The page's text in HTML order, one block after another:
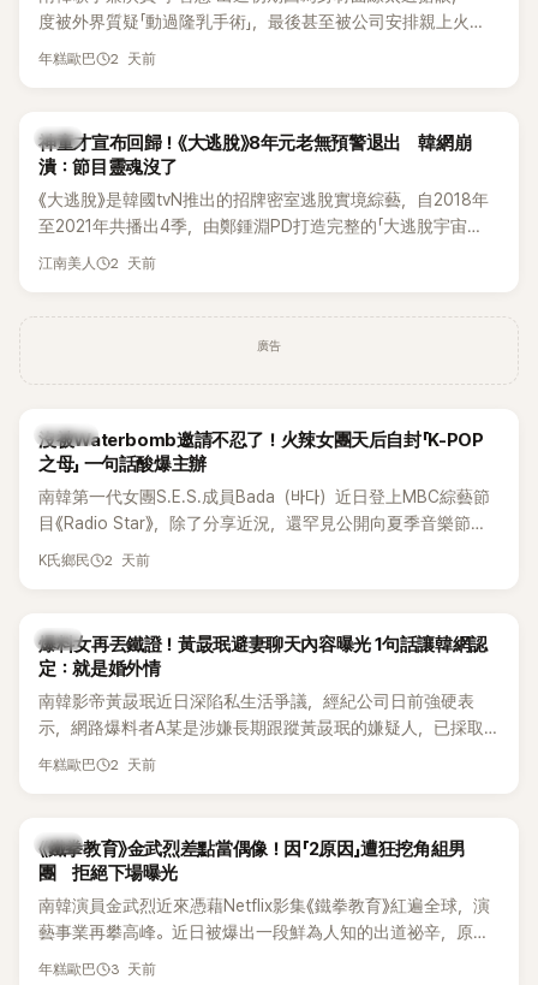
度被外界質疑「動過隆乳手術」，最後甚至被公司安排親上火
線，召開前所未見的「泳裝記者會」澄清。這場記者會後來還被
熱議。 2日播出的 SBS 綜藝節目《我的經紀人太難搞－秘書
鎮》，邀請同時兼顧工作與育兒的演藝圈代表「媽媽群」——李智
惠、李賢怡、李恩亨，以第13位「My Star」身分登場，分享最真
實的生活日常。 節目一開始，李瑞鎮 率先與李智惠會合，兩人
邊搭車邊聊天，氣氛輕鬆。聊到最近的新聞，李瑞鎮突然直球
發問：「妳不是上新聞了？說妳去做整形？是人中縮短手術嗎？」
惠也毫不閃躲，淡定接招，兩人鬥嘴默契十足。 話題接著一路
延燒到過去的爭議。李瑞鎮脫口補刀：「妳以前不是還在游泳池
當年情況，李智惠終於鬆口坦言，當時確實被質疑動過隆胸手
術。她回憶：「拍了比基尼照片之後，就開始被說是不是去隆乳
了。」為了澄清誤會，她只好親自站出來說清楚。 李智惠進一步
解釋，當時隆胸手術幾乎只有「腋下切開」一種方式，「所以我就
想，既然一直說我有做，那我乾脆把腋下給大家看，證明我根
召開了一場泳裝記者招待會。當時她穿著比基尼站在一排攝影
機前，面對媒體擺出各種姿勢，畫面至今仍被網友津津樂道。
這段為平息爭議、直接公開腋下畫面自證清白的往事再度被提
起，節目現場立刻充滿驚呼聲與笑聲，也再次讓人見識到她面
對流言時「豁出去」的直率性格。其實她過去也曾在 SBS 節目
《脫掉鞋子恢單4Men》 中，親自公開那張當年引發話題的「腋下
員身分出道，該團在 2000 年代初期紅極一時，由李智惠、徐
智英兩位女成員，以及張錫炫、Chris Kim 兩位男成員組成。不
過後來爆出長達四年的團內霸凌風波，甚至傳出徐智英母親對
李智惠言語辱罵、動手等爭議，最終團體於 2002 年解散。 團
體解散後，李智惠轉型 solo，靠著綜藝與歌唱實力持續活躍演
藝圈。據悉，她當年能加入 S#arp，也與 李尚敏 的賞識有關。
年糕歐巴 2 天前
韓星
神童才宣布回歸！《大逃脫》8年元老無預警退出 韓網崩
潰：節目靈魂沒了
《大逃脫》是韓國tvN推出的招牌密室逃脫實境綜藝，自2018年
至2021年共播出4季，由鄭鍾淵PD打造完整的「大逃脫宇宙
（DTCU）」，憑藉燒腦劇情、電影級場景與龐大世界觀，累積
江南美人 2 天前
廣告
K-POP
沒被Waterbomb邀請不忍了！火辣女團天后自封「K-POP
之母」 一句話酸爆主辦
南韓第一代女團S.E.S.成員Bada（바다）近日登上MBC綜藝節
目《Radio Star》，除了分享近況，還罕見公開向夏季音樂節
Waterbomb喊話，笑稱自己至今從未受邀演出，更幽默表示：
K氏鄉民 2 天前
韓星
爆料女再丟鐵證！黃晸珉避妻聊天內容曝光 1句話讓韓網認
定：就是婚外情
南韓影帝黃晸珉近日深陷私生活爭議，經紀公司日前強硬表
示，網路爆料者A某是涉嫌長期跟蹤黃晸珉的嫌疑人，已採取
法律行動。不過，A某並未因此停止發聲，5日再度透過社群平
年糕歐巴 2 天前
韓星
《鐵拳教育》金武烈差點當偶像！因「2原因」遭狂挖角組男
團 拒絕下場曝光
南韓演員金武烈近來憑藉Netflix影集《鐵拳教育》紅遍全球，演
藝事業再攀高峰。近日被爆出一段鮮為人知的出道祕辛，原來
他當年差點不是以演員身分出道，而是成為男團偶像的一員。
年糕歐巴 3 天前